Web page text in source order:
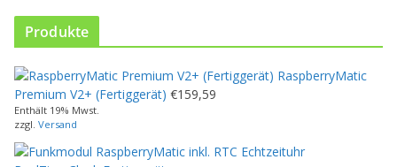
s
e
s
P
r
o
d
Produkte
RaspberryMatic
Premium V2+ (Fertiggerät) €159,59
Enthält 19% Mwst.
zzgl. Versand